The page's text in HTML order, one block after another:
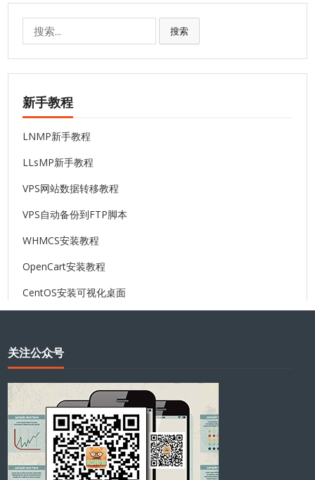
搜索
新手教程
LNMP新手教程
LLsMP新手教程
VPS网站数据转移教程
VPS自动备份到FTP脚本
WHMCS安装教程
OpenCart安装教程
CentOS安装可视化桌面
关注公众号